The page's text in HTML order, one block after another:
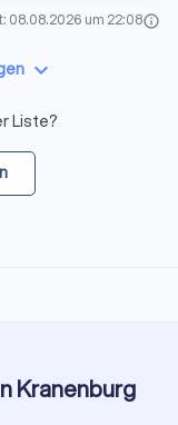
08.08.2026 um 22:08info
keyboard_arrow_down
Liste?
Kranenburg